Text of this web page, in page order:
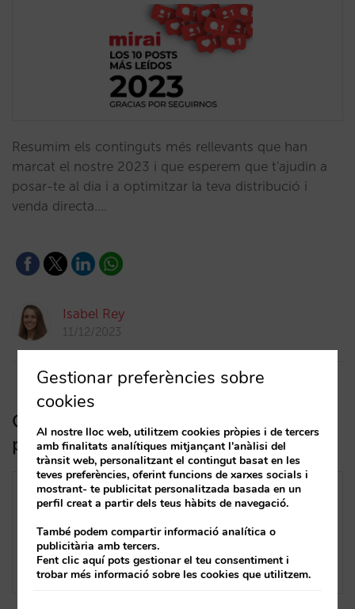
Resumim els continguts més rellevants que han
marcat el nostre 2023 i que esperem que t'ajudin a
posar-te al dia i a optimitzar la teva distribució i
venda directa.…
Isabel Rey
11/12/2023
Guia de supervivència de l’hoteler:
passos cap a una inversió rendible
Gestionar preferències sobre
cookies
Al nostre lloc web, utilitzem cookies pròpies i de tercers
amb finalitats analítiques mitjançant l'anàlisi del
trànsit web, personalitzant el contingut basat en les
teves preferències, oferint funcions de xarxes socials i
mostrant- te publicitat personalitzada basada en un
perfil creat a partir dels teus hàbits de navegació.
També podem compartir informació analítica o
publicitària amb tercers.
Fent clic aquí pots gestionar el teu consentiment i
trobar més informació sobre les cookies que utilitzem.